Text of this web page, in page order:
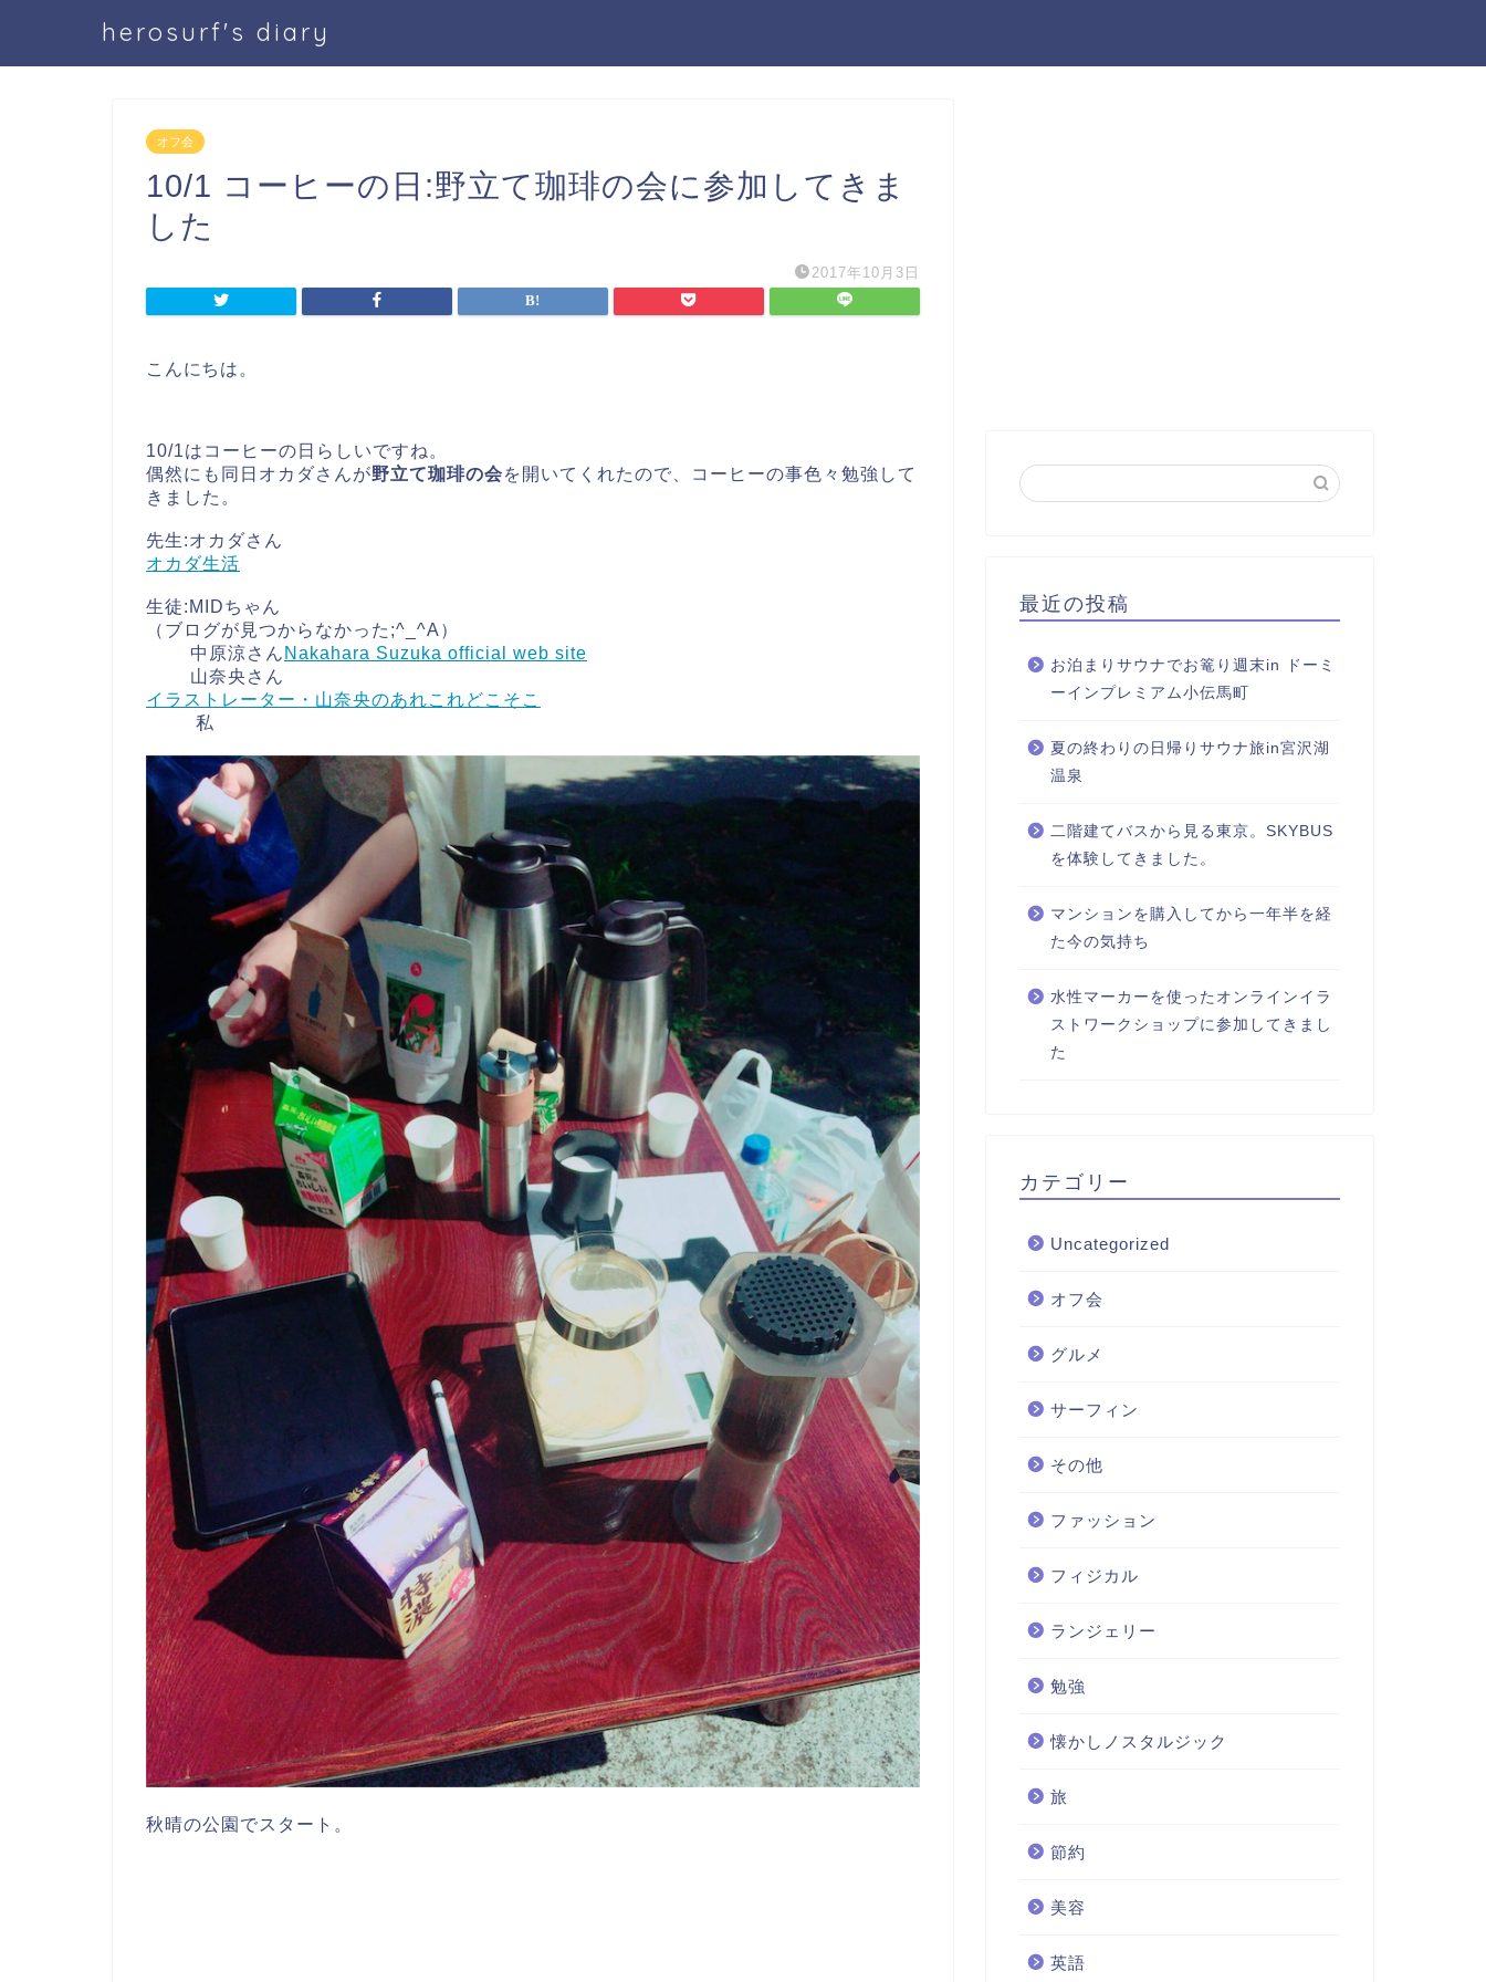
herosurf's diary
オフ会
10/1 コーヒーの日:野立て珈琲の会に参加してきま
した
2017年10月3日
こんにちは。
10/1はコーヒーの日らしいですね。
偶然にも同日オカダさんが野立て珈琲の会を開いてくれたので、コーヒーの事色々勉強して
きました。
先生:オカダさん
オカダ生活
生徒:MIDちゃん
（ブログが見つからなかった;^_^A）
中原涼さん Nakahara Suzuka official web site
山奈央さん
イラストレーター・山奈央のあれこれどこそこ
私
秋晴の公園でスタート。
最近の投稿
お泊まりサウナでお篭り週末in ドーミ
ーインプレミアム小伝馬町
夏の終わりの日帰りサウナ旅in宮沢湖
温泉
二階建てバスから見る東京。SKYBUS
を体験してきました。
マンションを購入してから一年半を経
た今の気持ち
水性マーカーを使ったオンラインイラ
ストワークショップに参加してきまし
た
カテゴリー
Uncategorized
オフ会
グルメ
サーフィン
その他
ファッション
フィジカル
ランジェリー
勉強
懐かしノスタルジック
旅
節約
美容
英語